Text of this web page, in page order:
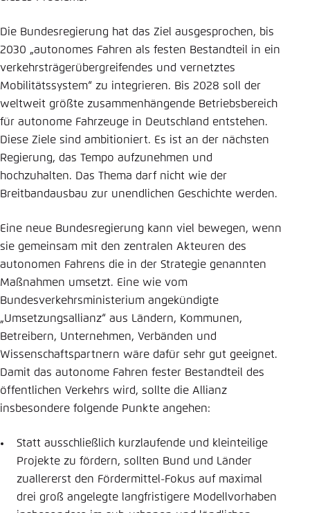
Die Bundesregierung hat das Ziel ausgesprochen, bis
2030 „autonomes Fahren als festen Bestandteil in ein
verkehrsträgerübergreifendes und vernetztes
Mobilitätssystem“ zu integrieren. Bis 2028 soll der
weltweit größte zusammenhängende Betriebsbereich
für autonome Fahrzeuge in Deutschland entstehen.
Diese Ziele sind ambitioniert. Es ist an der nächsten
Regierung, das Tempo aufzunehmen und
hochzuhalten. Das Thema darf nicht wie der
Breitbandausbau zur unendlichen Geschichte werden.
Eine neue Bundesregierung kann viel bewegen, wenn
sie gemeinsam mit den zentralen Akteuren des
autonomen Fahrens die in der Strategie genannten
Maßnahmen umsetzt. Eine wie vom
Bundesverkehrsministerium angekündigte
„Umsetzungsallianz“ aus Ländern, Kommunen,
Betreibern, Unternehmen, Verbänden und
Wissenschaftspartnern wäre dafür sehr gut geeignet.
Damit das autonome Fahren fester Bestandteil des
öffentlichen Verkehrs wird, sollte die Allianz
insbesondere folgende Punkte angehen:
Statt ausschließlich kurzlaufende und kleinteilige
Projekte zu fördern, sollten Bund und Länder
zuallererst den Fördermittel-Fokus auf maximal
drei groß angelegte langfristigere Modellvorhaben